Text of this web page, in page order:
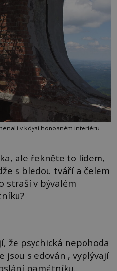
i v kdysi honosném interiéru.
ale řekněte to lidem,
s bledou tváří a čelem
straší v bývalém
že psychická nepohoda
jsou sledováni, vyplývají
památníku.